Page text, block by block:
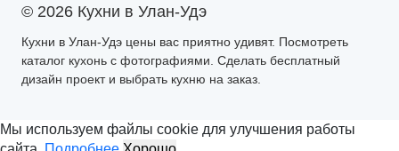
© 2026 Кухни в Улан-Удэ
Кухни в Улан-Удэ цены вас приятно удивят. Посмотреть
каталог кухонь с фотографиями. Сделать бесплатный
дизайн проект и выбрать кухню на заказ.
Мы используем файлы cookie для улучшения работы